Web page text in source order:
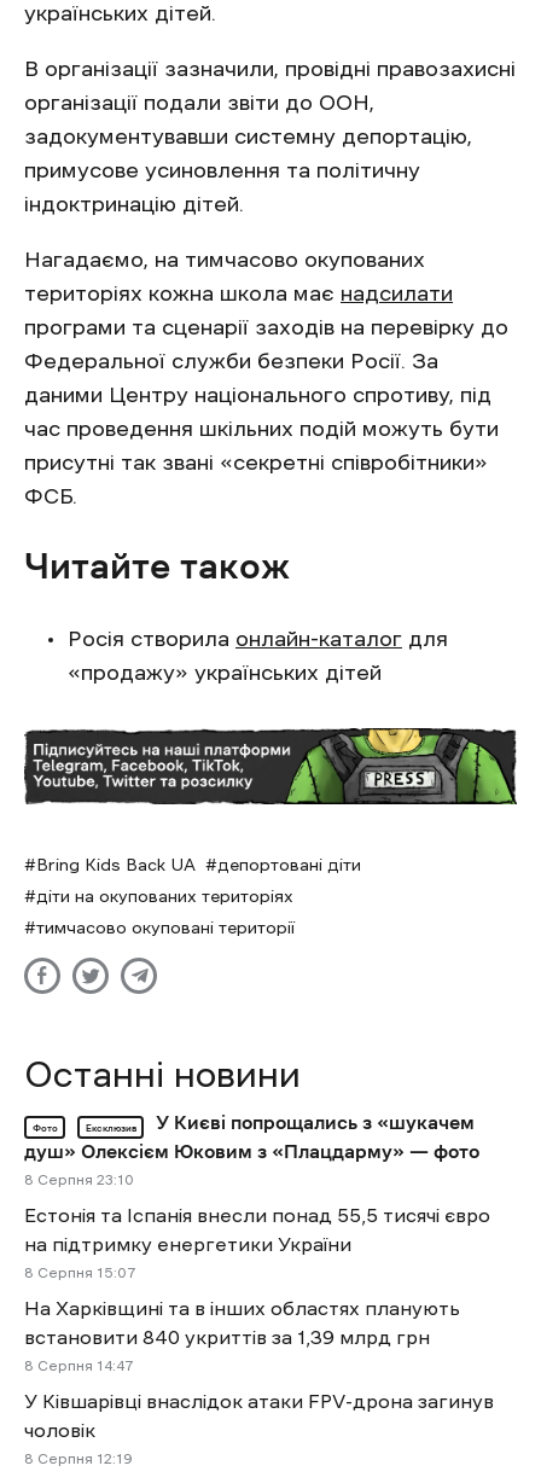
українських дітей.
В організації зазначили, провідні правозахисні
організації подали звіти до ООН,
задокументувавши системну депортацію,
примусове усиновлення та політичну
індоктринацію дітей.
Нагадаємо, на тимчасово окупованих
територіях кожна школа має надсилати
програми та сценарії заходів на перевірку до
Федеральної служби безпеки Росії. За
даними Центру національного спротиву, під
час проведення шкільних подій можуть бути
присутні так звані «секретні співробітники»
ФСБ.
Читайте також
Росія створила онлайн-каталог для
«продажу» українських дітей
Bring Kids Back UA
депортовані діти
діти на окупованих територіях
тимчасово окуповані території
Останні новини
Фото Ексклюзив
У Києві попрощались з «шукачем
душ» Олексієм Юковим з «Плацдарму» — фото
8 Cерпня 23:10
Естонія та Іспанія внесли понад 55,5 тисячі євро
на підтримку енергетики України
8 Cерпня 15:07
На Харківщині та в інших областях планують
встановити 840 укриттів за 1,39 млрд грн
8 Cерпня 14:47
У Ківшарівці внаслідок атаки FPV-дрона загинув
чоловік
8 Cерпня 12:19